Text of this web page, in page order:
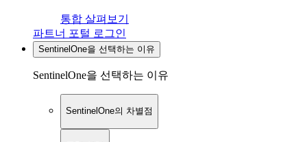
통합 살펴보기
파트너 포털 로그인
SentinelOne을 선택하는 이유
SentinelOne을 선택하는 이유
SentinelOne의 차별점